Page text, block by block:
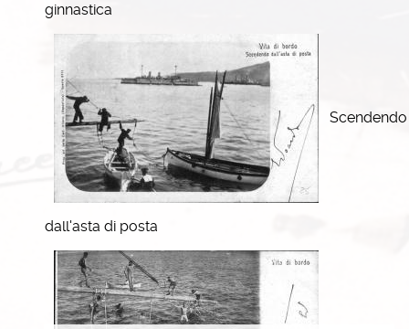
ginnastica
Scendendo
dall'asta di posta